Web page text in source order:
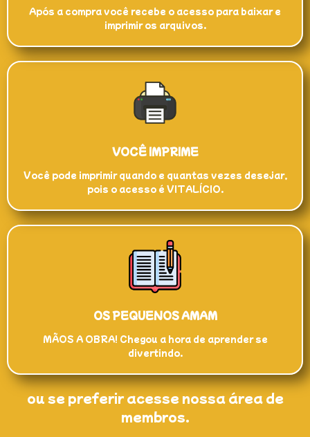
Após a compra você recebe o acesso para baixar e
imprimir os arquivos.
VOCÊ IMPRIME
Você pode imprimir quando e quantas vezes desejar,
pois o acesso é VITALÍCIO.
OS PEQUENOS AMAM
MÃOS A OBRA! Chegou a hora de aprender se
divertindo.
ou se preferir acesse nossa área de
membros.